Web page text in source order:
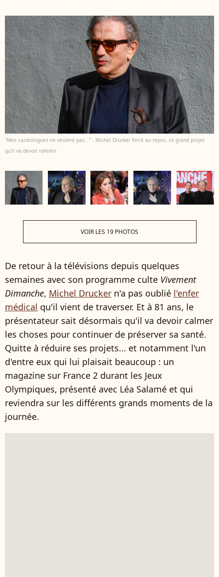
"Mes cardiologues ne veulent pas..." : Michel Drucker forcé au repos, ce grand projet
qu'il va devoir ralentir
VOIR LES 19 PHOTOS
De retour à la télévisions depuis quelques
semaines avec son programme culte Vivement
Dimanche, Michel Drucker n'a pas oublié l'enfer
médical qu'il vient de traverser. Et à 81 ans, le
présentateur sait désormais qu'il va devoir calmer
les choses pour continuer de préserver sa santé.
Quitte à réduire ses projets... et notamment l'un
d'entre eux qui lui plaisait beaucoup : un
magazine sur France 2 durant les Jeux
Olympiques, présenté avec Léa Salamé et qui
reviendra sur les différents grands moments de la
journée.